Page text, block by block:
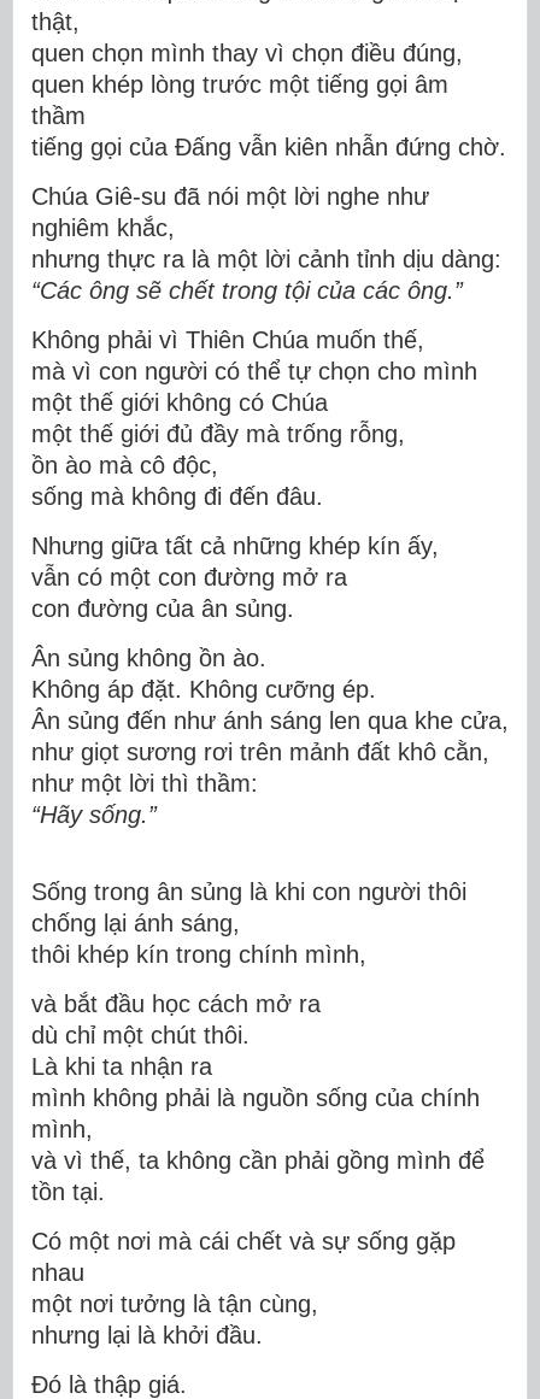
thật,
quen chọn mình thay vì chọn điều đúng,
quen khép lòng trước một tiếng gọi âm
thầm
tiếng gọi của Đấng vẫn kiên nhẫn đứng chờ.
Chúa Giê-su đã nói một lời nghe như
nghiêm khắc,
nhưng thực ra là một lời cảnh tỉnh dịu dàng:
“Các ông sẽ chết trong tội của các ông.”
Không phải vì Thiên Chúa muốn thế,
mà vì con người có thể tự chọn cho mình
một thế giới không có Chúa
một thế giới đủ đầy mà trống rỗng,
ồn ào mà cô độc,
sống mà không đi đến đâu.
Nhưng giữa tất cả những khép kín ấy,
vẫn có một con đường mở ra
con đường của ân sủng.
Ân sủng không ồn ào.
Không áp đặt. Không cưỡng ép.
Ân sủng đến như ánh sáng len qua khe cửa,
như giọt sương rơi trên mảnh đất khô cằn,
như một lời thì thầm:
“Hãy sống.”
Sống trong ân sủng là khi con người thôi
chống lại ánh sáng,
thôi khép kín trong chính mình,
và bắt đầu học cách mở ra
dù chỉ một chút thôi.
Là khi ta nhận ra
mình không phải là nguồn sống của chính
mình,
và vì thế, ta không cần phải gồng mình để
tồn tại.
Có một nơi mà cái chết và sự sống gặp
nhau
một nơi tưởng là tận cùng,
nhưng lại là khởi đầu.
Đó là thập giá.